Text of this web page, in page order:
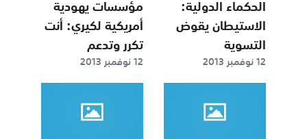
الحكماء الدولية:
الاستيطان يقوض
التسوية
12 نوفمبر 2013
مؤسسات يهودية
أمريكية لكيري: أنت
تكرر وتدعم
المواقف
الفلسطينية
12 نوفمبر 2013